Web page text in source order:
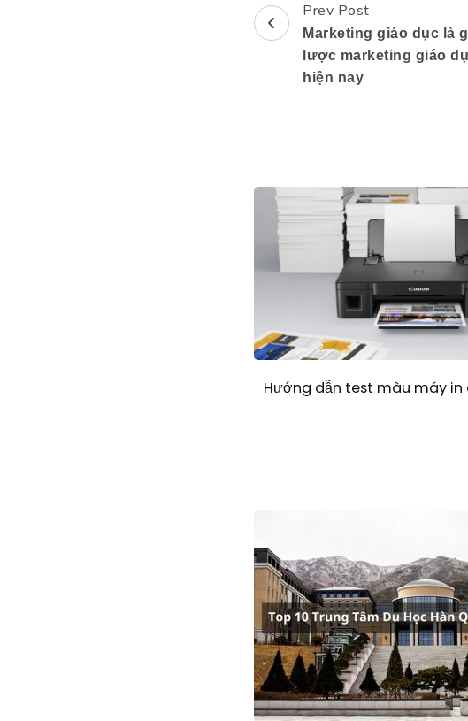
Post
Navigation
Prev Post
Marketing giáo dục là
lược marketing giáo
hiện nay
Hướng dẫn test màu máy